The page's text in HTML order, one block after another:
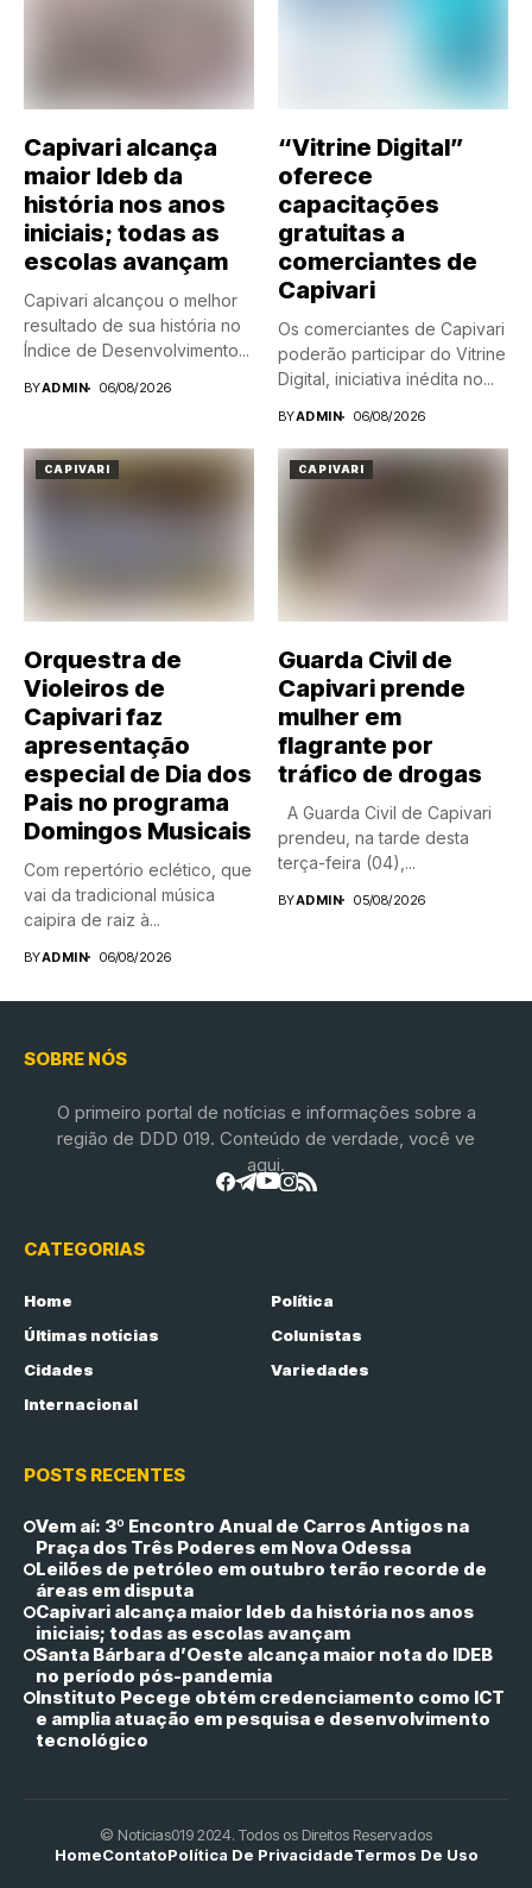
Capivari alcança
maior Ideb da
história nos anos
iniciais; todas as
escolas avançam
Capivari alcançou o melhor
resultado de sua história no
Índice de Desenvolvimento...
BYADMIN 06/08/2026
“Vitrine Digital”
oferece
capacitações
gratuitas a
comerciantes de
Capivari
Os comerciantes de Capivari
poderão participar do Vitrine
Digital, iniciativa inédita no...
BYADMIN 06/08/2026
CAPIVARI
Orquestra de
Violeiros de
Capivari faz
apresentação
especial de Dia dos
Pais no programa
Domingos Musicais
Com repertório eclético, que
vai da tradicional música
caipira de raiz à...
BYADMIN 06/08/2026
CAPIVARI
Guarda Civil de
Capivari prende
mulher em
flagrante por
tráfico de drogas
A Guarda Civil de Capivari
prendeu, na tarde desta
terça-feira (04),...
BYADMIN 05/08/2026
SOBRE NÓS
O primeiro portal de notícias e informações sobre a
região de DDD 019. Conteúdo de verdade, você ve
aqui.
CATEGORIAS
Home
Política
Últimas notícias
Colunistas
Cidades
Variedades
Internacional
POSTS RECENTES
Vem aí: 3º Encontro Anual de Carros Antigos na
Praça dos Três Poderes em Nova Odessa
Leilões de petróleo em outubro terão recorde de
áreas em disputa
Capivari alcança maior Ideb da história nos anos
iniciais; todas as escolas avançam
Santa Bárbara d’Oeste alcança maior nota do IDEB
no período pós-pandemia
Instituto Pecege obtém credenciamento como ICT
e amplia atuação em pesquisa e desenvolvimento
tecnológico
© Noticias019 2024. Todos os Direitos Reservados
HomeContatoPolítica De PrivacidadeTermos De Uso